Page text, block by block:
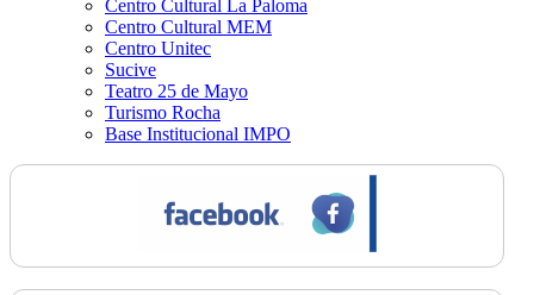
Centro Cultural La Paloma
Centro Cultural MEM
Centro Unitec
Sucive
Teatro 25 de Mayo
Turismo Rocha
Base Institucional IMPO